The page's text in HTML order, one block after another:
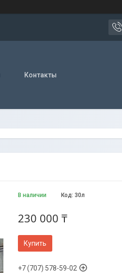
Контакты
В наличии Код: 30л
230 000 ₸
Купить
+7 (707) 578-59-02